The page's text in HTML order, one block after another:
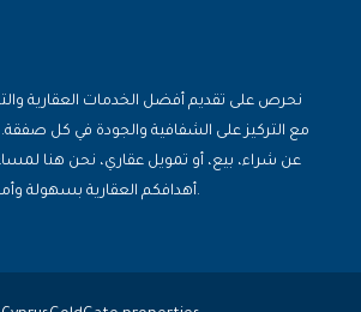
نحرص على تقديم أفضل الخدمات العقارية
مع التركيز على الشفافية والجودة في كل
عن شراء، بيع، أو تمويل عقاري، نحن هنا
أهدافكم العقارية بسهولة وأمان.